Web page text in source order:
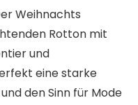
Weihnachts
Rotton mit
und
eine starke
den Sinn für Mode